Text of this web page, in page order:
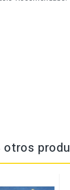
otros